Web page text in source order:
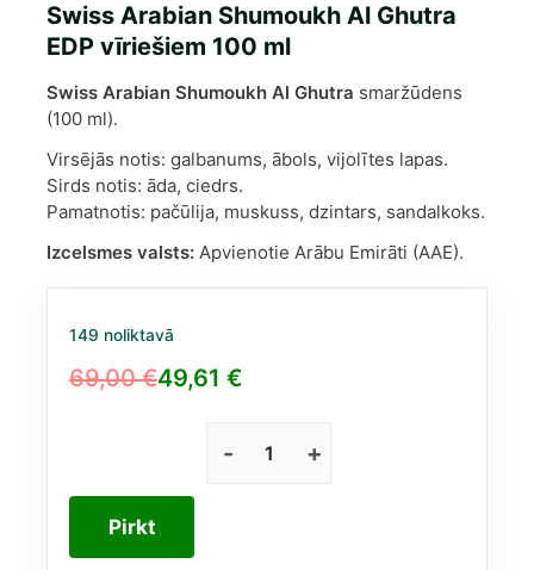
Swiss Arabian Shumoukh Al Ghutra
EDP vīriešiem 100 ml
Swiss Arabian Shumoukh Al Ghutra smaržūdens
(100 ml).
Virsējās notis: galbanums, ābols, vijolītes lapas.
Sirds notis: āda, ciedrs.
Pamatnotis: pačūlija, muskuss, dzintars, sandalkoks.
Izcelsmes valsts: Apvienotie Arābu Emirāti (AAE).
149 noliktavā
69,00€
Original
69,00 €.
49,61 €
Current
49,61 €.
Swiss
Pirkt